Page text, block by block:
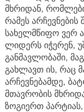
მხრიდან,
რამეს
სახელმწიფო ვერ
ლიდერს იჭერენ,
განმავლობაში,
გახლავთ ის, რაც
არჩევნებამდე,
მთავრობის
ზოგიერთ